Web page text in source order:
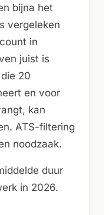
bijna het
vergeleken
in
juist is
20
en voor
kan
ATS-filtering
noodzaak.
duur
in 2026.